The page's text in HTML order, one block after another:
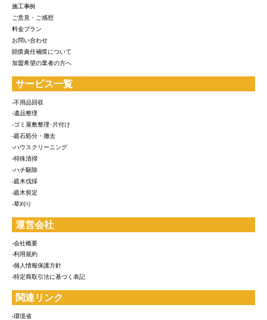
施工事例
ご意見・ご感想
料金プラン
お問い合わせ
賠償責任補償について
加盟希望の業者の方へ
サービス一覧
-不用品回収
-遺品整理
-ゴミ屋敷整理･片付け
-庭石処分・撤去
-ハウスクリーニング
-特殊清掃
-ハチ駆除
-庭木伐採
-庭木剪定
-草刈り
運営会社
-会社概要
-利用規約
-個人情報保護方針
-特定商取引法に基づく表記
関連リンク
-環境省